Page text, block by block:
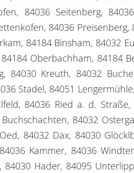
84036 Seitenberg,
84036
84184 Binsham, 84032
Oberbachham, 84184
84030 Kreuth, 84032
Stadel, 84051
84036 Ried a. d.
84032
84032 Dax, 84030
Kammer, 84036
Hader, 84095